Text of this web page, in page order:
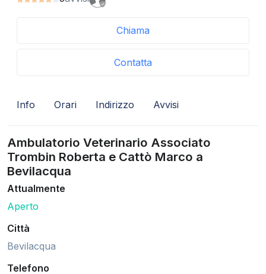
Chiama
Contatta
Info Orari Indirizzo Avvisi
Ambulatorio Veterinario Associato
Trombin Roberta e Cattò Marco a
Bevilacqua
Attualmente
Aperto
Città
Bevilacqua
Telefono